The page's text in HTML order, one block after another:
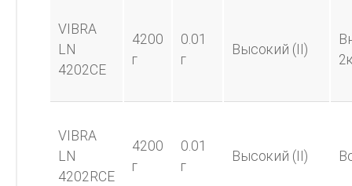
VIBRA
LN
4202CE
4200
г
0.01
г
Высокий (II)
VIBRA
LN
4202RCE
4200
г
0.01
г
Высокий (II)